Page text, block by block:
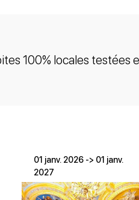
100% locales testées
01 janv. 2026 -> 01 janv.
2027